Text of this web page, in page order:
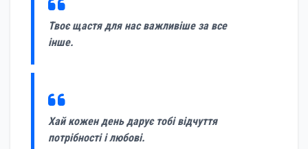
Твоє щастя для нас важливіше за все
інше.
Хай кожен день дарує тобі відчуття
потрібності і любові.